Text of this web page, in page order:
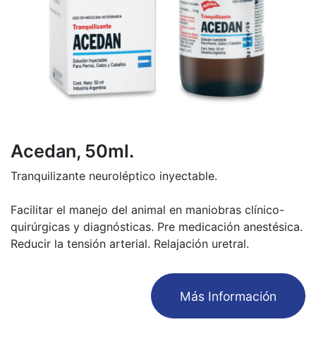
Acedan, 50ml.
Tranquilizante neuroléptico inyectable.
Facilitar el manejo del animal en maniobras clínico-
quirúrgicas y diagnósticas. Pre medicación anestésica.
Reducir la tensión arterial. Relajación uretral.
​Más Información